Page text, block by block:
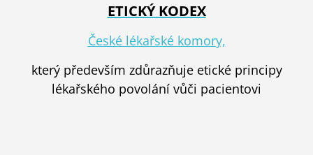
ETICKÝ KODEX
České lékařské komory,
který především zdůrazňuje etické principy
lékařského povolání vůči pacientovi